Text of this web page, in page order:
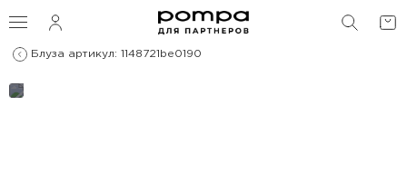
Блуза артикул: 1148721be0190